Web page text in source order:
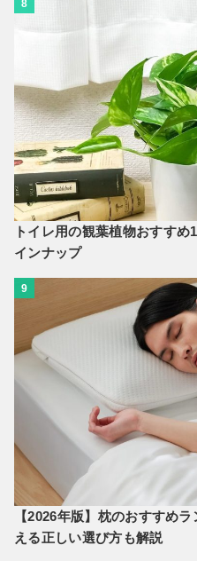
8
トイレ用の観葉植物おすす
インナップ
9
【2026年版】枕のおすすめ
える正しい選び方も解説